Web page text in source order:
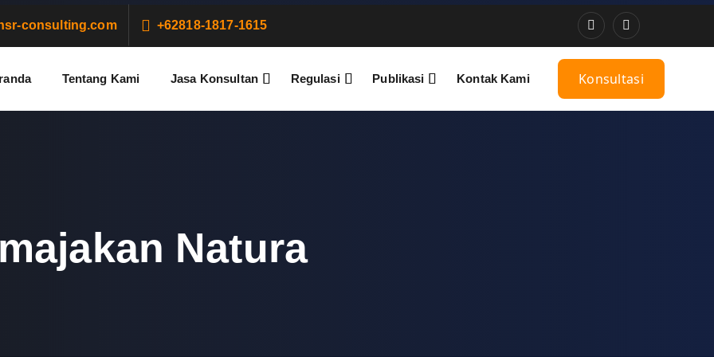
consulting.com +62818-1817-1615
Tentang Kami Jasa Konsultan Regulasi Publikasi Kontak Kami Konsultasi
Natura